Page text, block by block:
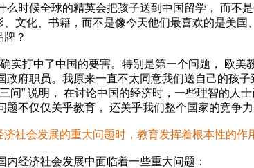
时候全球的精英会把孩子送到中国留学， 而不是
、文化、书籍，而不是像今天他们最喜欢的是美
？
打中了中国的要害。特别是第一个问题， 欧美
政府职员。我原来一直不太同意我们送自己的孩
问” 说明， 在讨论中国的经济时，一些理智的人
题不仅仅关乎教育， 还关乎我们整个国家的竞争
济社会发展的重大问题时，教育发挥着根本性的作
经济社会发展中面临着一些重大问题：